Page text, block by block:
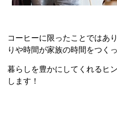
コーヒーに限ったことではあ
りや時間が家族の時間をつく
暮らしを豊かにしてくれるヒ
します！